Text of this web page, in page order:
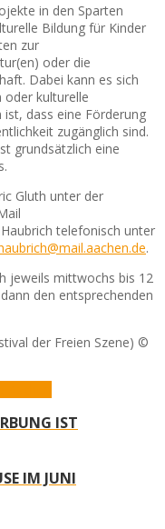
in den Sparten
Bildung für Kinder
zur
oder die
Dabei kann es sich
oder kulturelle
ist, dass eine Förderung
zugänglich sind.
grundsätzlich eine
Gluth unter der
telefonisch unter
.
jeweils mittwochs bis 12
den entsprechenden
der Freien Szene) ©
IST
IM JUNI